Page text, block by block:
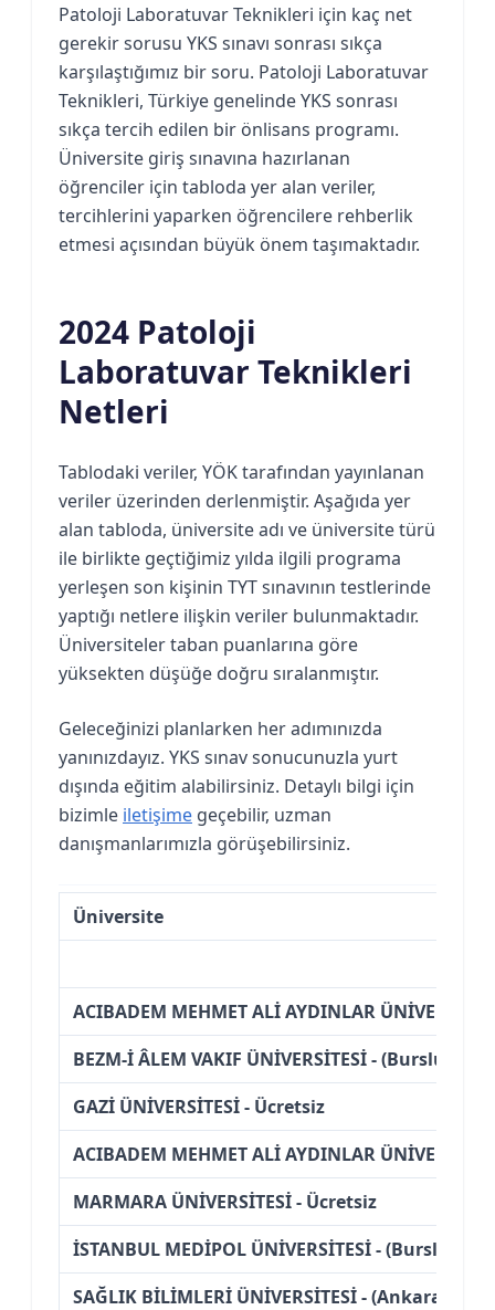
Patoloji Laboratuvar Teknikleri için kaç net
gerekir sorusu YKS sınavı sonrası sıkça
karşılaştığımız bir soru. Patoloji Laboratuvar
Teknikleri, Türkiye genelinde YKS sonrası
sıkça tercih edilen bir önlisans programı.
Üniversite giriş sınavına hazırlanan
öğrenciler için tabloda yer alan veriler,
tercihlerini yaparken öğrencilere rehberlik
etmesi açısından büyük önem taşımaktadır.
2024 Patoloji
Laboratuvar Teknikleri
Netleri
Tablodaki veriler, YÖK tarafından yayınlanan
veriler üzerinden derlenmiştir. Aşağıda yer
alan tabloda, üniversite adı ve üniversite türü
ile birlikte geçtiğimiz yılda ilgili programa
yerleşen son kişinin TYT sınavının testlerinde
yaptığı netlere ilişkin veriler bulunmaktadır.
Üniversiteler taban puanlarına göre
yüksekten düşüğe doğru sıralanmıştır.
Geleceğinizi planlarken her adımınızda
yanınızdayız. YKS sınav sonucunuzla yurt
dışında eğitim alabilirsiniz. Detaylı bilgi için
bizimle iletişime geçebilir, uzman
danışmanlarımızla görüşebilirsiniz.
Üniversite
ACIBADEM MEHMET ALİ AYDINLAR
BEZM-İ ÂLEM VAKIF ÜNİVERSİTESİ - (Burslu)
GAZİ ÜNİVERSİTESİ - Ücretsiz
ACIBADEM MEHMET ALİ AYDINLAR
MARMARA ÜNİVERSİTESİ - Ücretsiz
İSTANBUL MEDİPOL ÜNİVERSİTESİ - (Burslu)
SAĞLIK BİLİMLERİ ÜNİVERSİTESİ - (Ankara)